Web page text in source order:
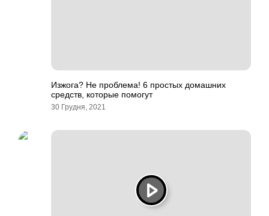
Изжога? Не проблема! 6 простых домашних
средств, которые помогут
30 Грудня, 2021